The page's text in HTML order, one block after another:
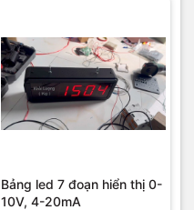
Bảng led 7 đoạn hiển thị 0-
10V, 4-20mA